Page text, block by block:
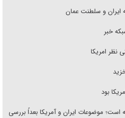
ایران و سلطنت عمان
نظر امریکا
بود
است؛ موضوعات ایران و آمریکا بعداً بررسی